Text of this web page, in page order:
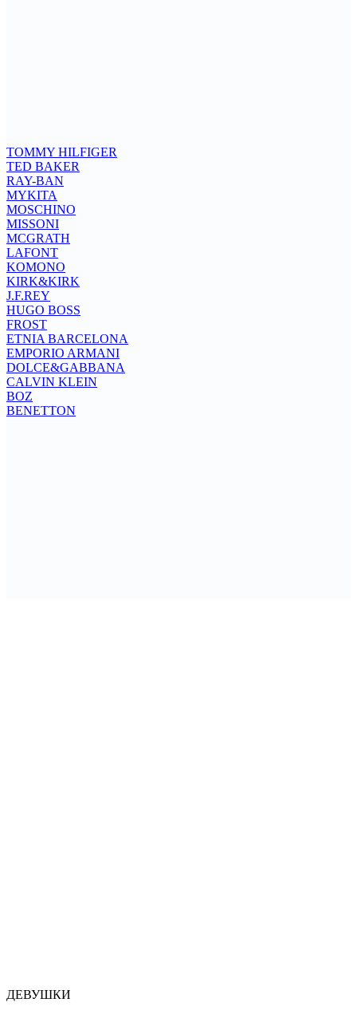
TOMMY HILFIGER
TED BAKER
RAY-BAN
MYKITA
MOSCHINO
MISSONI
MCGRATH
LAFONT
KOMONO
KIRK&KIRK
J.F.REY
HUGO BOSS
FROST
ETNIA BARCELONA
EMPORIO ARMANI
DOLCE&GABBANA
CALVIN KLEIN
BOZ
BENETTON
ДЕВУШКИ